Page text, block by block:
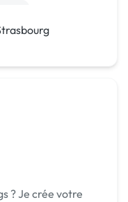
? Je crée votre